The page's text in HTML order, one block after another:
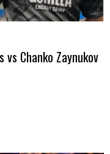
vs Chanko Zaynukov